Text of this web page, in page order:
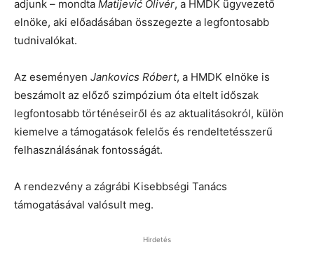
adjunk – mondta Matijević Olivér, a HMDK ügyvezető
elnöke, aki előadásában összegezte a legfontosabb
tudnivalókat.
Az eseményen Jankovics Róbert, a HMDK elnöke is
beszámolt az előző szimpózium óta eltelt időszak
legfontosabb történéseiről és az aktualitásokról, külön
kiemelve a támogatások felelős és rendeltetésszerű
felhasználásának fontosságát.
A rendezvény a zágrábi Kisebbségi Tanács
támogatásával valósult meg.
Hirdetés